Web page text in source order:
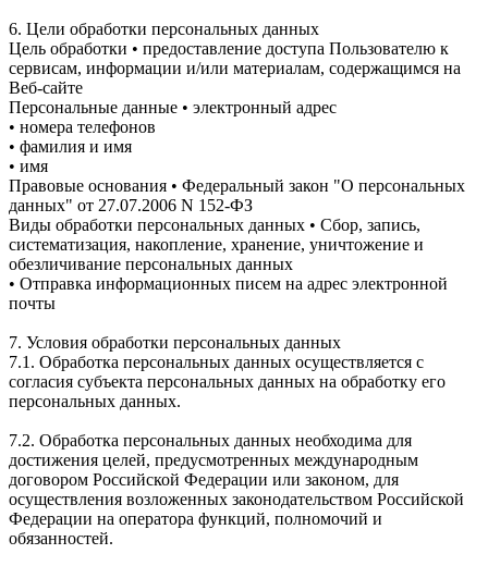
6. Цели обработки персональных данных
Цель обработки • предоставление доступа Пользователю к
сервисам, информации и/или материалам, содержащимся на
Веб-сайте
Персональные данные • электронный адрес
• номера телефонов
• фамилия и имя
• имя
Правовые основания • Федеральный закон "О персональных
данных" от 27.07.2006 N 152-ФЗ
Виды обработки персональных данных • Сбор, запись,
систематизация, накопление, хранение, уничтожение и
обезличивание персональных данных
• Отправка информационных писем на адрес электронной
почты
7. Условия обработки персональных данных
7.1. Обработка персональных данных осуществляется с
согласия субъекта персональных данных на обработку его
персональных данных.
7.2. Обработка персональных данных необходима для
достижения целей, предусмотренных международным
договором Российской Федерации или законом, для
осуществления возложенных законодательством Российской
Федерации на оператора функций, полномочий и
обязанностей.